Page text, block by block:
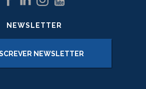
NEWSLETTER
NEWSLETTER